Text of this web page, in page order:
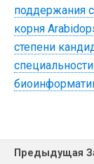
поддержания
корня
степени
Предыдущая